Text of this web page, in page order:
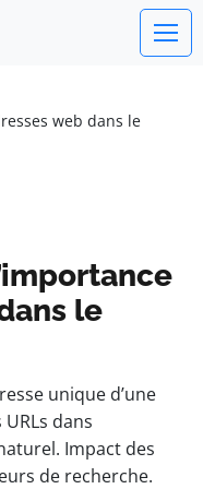
web dans le
le
unique d’une
dans
Impact des
de recherche.